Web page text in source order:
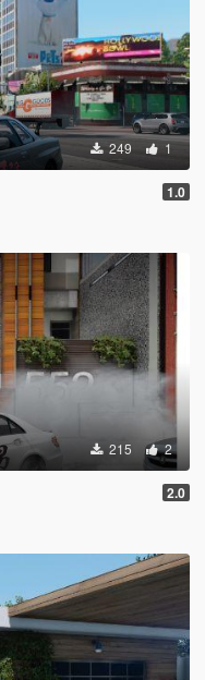
249 1
1.0
215 2
2.0